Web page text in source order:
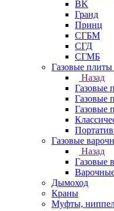
BK
Гранд
Принц
СГБМ
СГД
СГМБ
Газовые плиты
Назад
Газовые
Газовые
Газовые
Газовые
Назад
Газовые
Дымоход
Краны
Муфты,